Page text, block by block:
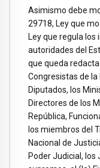
Asimismo debe
29718, Ley que
Ley que regula los
autoridades del
que queda
Congresistas de la
Diputados, los
Directores de los
República,
los miembros del
Nacional de
Poder Judicial, los